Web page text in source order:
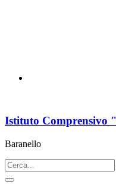
Istituto Comprensivo
Baranello